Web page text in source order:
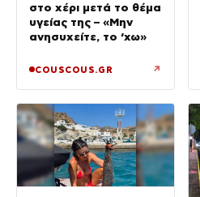
στο χέρι μετά το θέμα
υγείας της – «Μην
ανησυχείτε, το ‘χω»
COUSCOUS.GR ↗